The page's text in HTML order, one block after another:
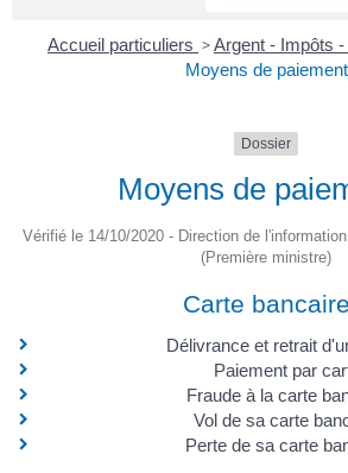
Accueil particuliers >Argent - Impôts
Moyens de paiement
Dossier
Moyens de
Vérifié le 14/10/2020 - Direction de
(Première ministre)
Carte bancaire
Délivrance et retrait
Paiement par
Fraude à la carte
Vol de sa carte
Perte de sa carte